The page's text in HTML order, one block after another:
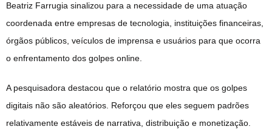
Beatriz Farrugia sinalizou para a necessidade de uma atuação
coordenada entre empresas de tecnologia, instituições financeiras,
órgãos públicos, veículos de imprensa e usuários para que ocorra
o enfrentamento dos golpes online.
A pesquisadora destacou que o relatório mostra que os golpes
digitais não são aleatórios. Reforçou que eles seguem padrões
relativamente estáveis de narrativa, distribuição e monetização.